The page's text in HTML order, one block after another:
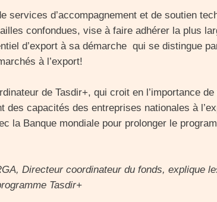
services d’accompagnement et de soutien
confondues, vise à faire adhérer la plus
d’export à sa démarche qui se distingue
à l’export!
de Tasdir+, qui croit en l’importance de
des capacités des entreprises nationales à
la Banque mondiale pour prolonger le
Directeur coordinateur du fonds, explique
Tasdir+